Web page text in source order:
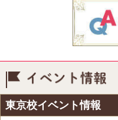
東京校イベント情報